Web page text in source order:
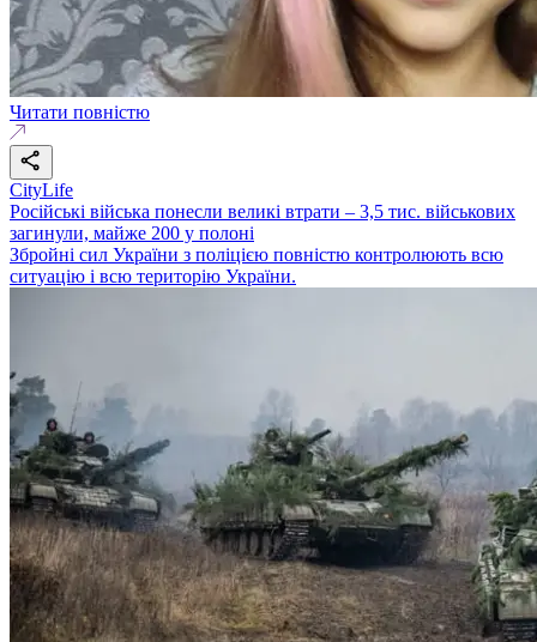
Читати повністю
CityLife
Російські війська понесли великі втрати – 3,5 тис. військових
загинули, майже 200 у полоні
Збройні сил України з поліцією повністю контролюють всю
ситуацію і всю територію України.